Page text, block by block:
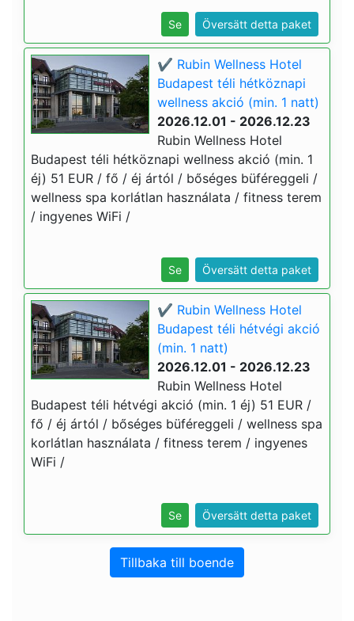
Se Översätt detta paket
✔️ Rubin Wellness Hotel
Budapest téli hétköznapi
wellness akció (min. 1 natt)
2026.12.01 - 2026.12.23
Rubin Wellness Hotel
Budapest téli hétköznapi wellness akció (min. 1
éj) 51 EUR / fő / éj ártól / bőséges büféreggeli /
wellness spa korlátlan használata / fitness terem
/ ingyenes WiFi /
Se Översätt detta paket
✔️ Rubin Wellness Hotel
Budapest téli hétvégi akció
(min. 1 natt)
2026.12.01 - 2026.12.23
Rubin Wellness Hotel
Budapest téli hétvégi akció (min. 1 éj) 51 EUR /
fő / éj ártól / bőséges büféreggeli / wellness spa
korlátlan használata / fitness terem / ingyenes
WiFi /
Se Översätt detta paket
Tillbaka till boende